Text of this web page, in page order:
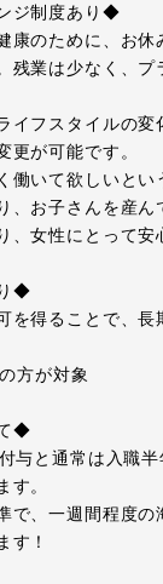
ジ制度あり◆
康のために、お
残業は少なく、プ
イフスタイルの
更が可能です。
働いて欲しいと
、お子さんを産ん
、女性にとって安
◆
を得ることで、長
方が対象
◆
与と通常は入職
す。
で、一週間程度の
す！